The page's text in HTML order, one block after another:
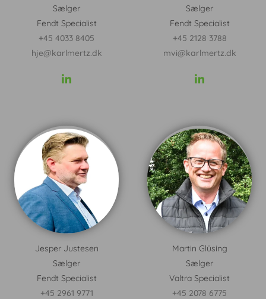
Sælger
Fendt Specialist
+45 4033 8405
hje@karlmertz.dk
Sælger
Fendt Specialist
+45 2128 3788
mvi@karlmertz.dk
Jesper Justesen
Sælger
Fendt Specialist
+45 2961 9771
Martin Glüsing
Sælger
Valtra Specialist
+45 2078 6775